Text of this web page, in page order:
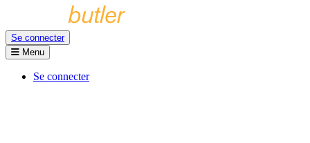
Se connecter
Menu
Se connecter